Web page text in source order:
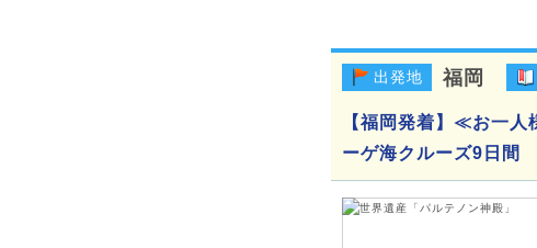
出発地 福岡
【福岡発着】≪お一
ーゲ海クルーズ9日間